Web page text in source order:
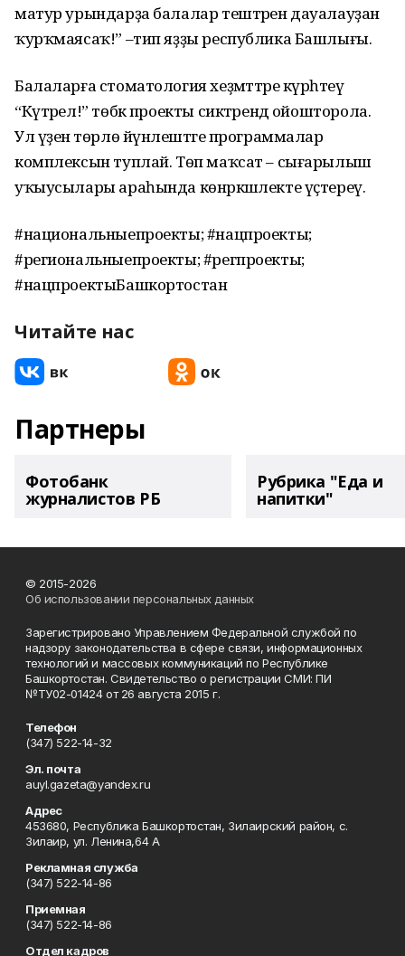
матур урындарҙа балалар тештәрен дауалауҙан
ҡурҡмаясаҡ!” –тип яҙҙы республика Башлығы.
Балаларға стоматология хеҙмәттәре күрһәтеү
“Күтәрел!” төбәк проекты сиктәрендә ойошторола.
Ул үҙенә төрлө йүнәлештәге программалар
комплексын туплай. Төп маҡсат – сығарылыш
уҡыусылары араһында көнәркәшлекте үҫтереү.
#национальныепроекты; #нацпроекты;
#региональныепроекты; #регпроекты;
#нацпроектыБашкортостан
Читайте нас
Партнеры
Фотобанк
журналистов РБ
Рубрика "Еда и
напитки"
© 2015-2026
Об использовании персональных данных
Зарегистрировано Управлением Федеральной службой по
надзору законодательства в сфере связи, информационных
технологий и массовых коммуникаций по Республике
Башкортостан. Свидетельство о регистрации СМИ: ПИ
№ТУ02-01424 от 26 августа 2015 г.
Телефон
(347) 522-14-32
Эл. почта
auyl.gazeta@yandex.ru
Адрес
453680, Республика Башкортостан, Зилаирский район, с.
Зилаир, ул. Ленина,64 А
Рекламная служба
(347) 522-14-86
Приемная
(347) 522-14-86
Отдел кадров